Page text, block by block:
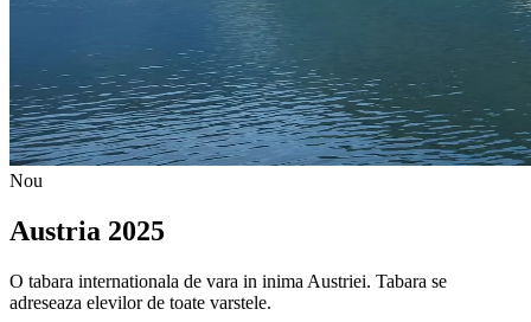
Nou
Austria 2025
O tabara internationala de vara in inima Austriei. Tabara se
adreseaza elevilor de toate varstele.